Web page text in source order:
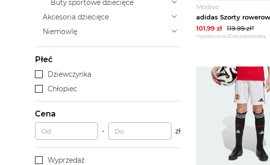
Buty sportowe dziecięce
Akcesoria dziecięce
Niemowlę
Płeć
Dziewczynka
Chłopiec
Cena
- zł
Wyprzedaż
Modivo
101.99 zł 119.99zł*
*najniższa cena z 30 dni przed obniżką